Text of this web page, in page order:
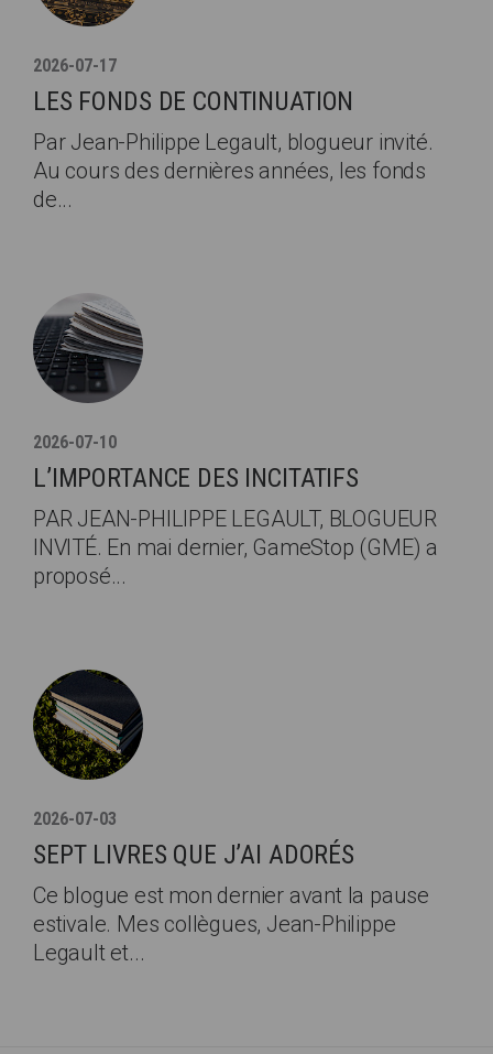
2026-07-17
LES FONDS DE CONTINUATION
Par Jean-Philippe Legault, blogueur invité.
Au cours des dernières années, les fonds
de...
2026-07-10
L’IMPORTANCE DES INCITATIFS
PAR JEAN-PHILIPPE LEGAULT, BLOGUEUR
INVITÉ. En mai dernier, GameStop (GME) a
proposé...
2026-07-03
SEPT LIVRES QUE J’AI ADORÉS
Ce blogue est mon dernier avant la pause
estivale. Mes collègues, Jean-Philippe
Legault et...